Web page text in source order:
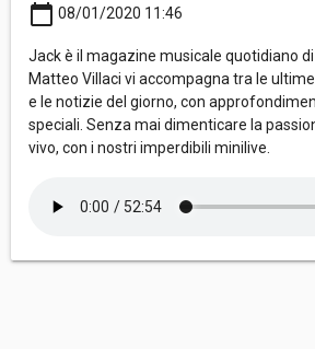
calendar_today 08/01/2020 11:46
Jack è il magazine musicale quotidiano
Matteo Villaci vi accompagna tra le
e le notizie del giorno, con
speciali. Senza mai dimenticare la
vivo, con i nostri imperdibili minilive.